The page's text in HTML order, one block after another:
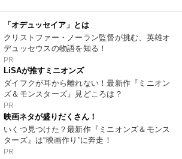
「オデュッセイア」とは
クリストファー・ノーラン監督が挑む、英雄オ
デュッセウスの物語を知る！
PR
LiSAが推すミニオンズ
ダイフクが耳から離れない！最新作『ミニオン
ズ＆モンスターズ』見どころは？
PR
映画ネタが盛りだくさん！
いくつ見つけた？最新作『ミニオンズ＆モンス
ターズ』は“映画作り”に奔走！
PR